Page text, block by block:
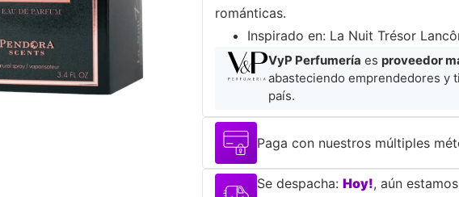
románticas.
​Inspirado en: La Nuit Trésor
VyP Perfumería es proveedor
abasteciendo emprendedores y
país.
Paga con nuestros múltiples
Se despacha: Hoy!, aún